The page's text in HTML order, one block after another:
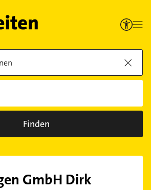
Finden
GmbH Dirk